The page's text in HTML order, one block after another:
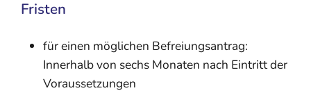
Fristen
für einen möglichen Befreiungsantrag:
Innerhalb von sechs Monaten nach Eintritt der
Voraussetzungen